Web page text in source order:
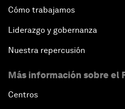
Cómo trabajamos
Liderazgo y gobernanza
Nuestra repercusión
Más información sobre el
Centros